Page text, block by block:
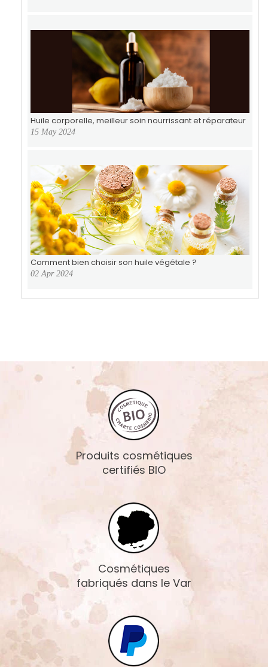
Huile corporelle, meilleur soin nourrissant et réparateur
15 May 2024
Comment bien choisir son huile végétale ?
02 Apr 2024
Produits cosmétiques
certifiés BIO
Cosmétiques
fabriqués dans le Var